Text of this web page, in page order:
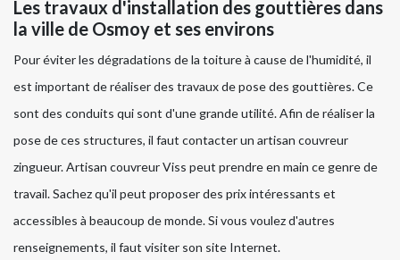
Les travaux d'installation des gouttières dans
la ville de Osmoy et ses environs
Pour éviter les dégradations de la toiture à cause de l'humidité, il
est important de réaliser des travaux de pose des gouttières. Ce
sont des conduits qui sont d'une grande utilité. Afin de réaliser la
pose de ces structures, il faut contacter un artisan couvreur
zingueur. Artisan couvreur Viss peut prendre en main ce genre de
travail. Sachez qu'il peut proposer des prix intéressants et
accessibles à beaucoup de monde. Si vous voulez d'autres
renseignements, il faut visiter son site Internet.